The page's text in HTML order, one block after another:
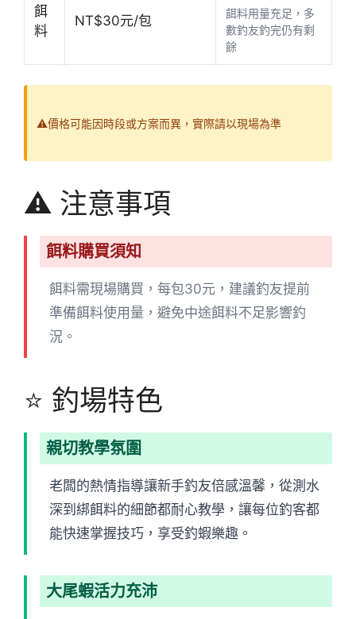
餌
料
NT$30元/包
餌料用量充足，多
數釣友釣完仍有剩
餘
⚠️價格可能因時段或方案而異，實際請以現場為準
⚠️ 注意事項
餌料購買須知
餌料需現場購買，每包30元，建議釣友提前
準備餌料使用量，避免中途餌料不足影響釣
況。
⭐ 釣場特色
親切教學氛圍
老闆的熱情指導讓新手釣友倍感溫馨，從測水
深到綁餌料的細節都耐心教學，讓每位釣客都
能快速掌握技巧，享受釣蝦樂趣。
大尾蝦活力充沛